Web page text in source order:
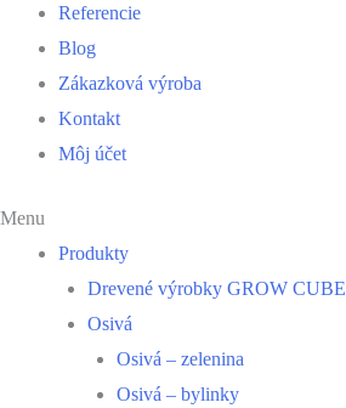
Referencie
Blog
Zákazková výroba
Kontakt
Môj účet
Menu
Produkty
Drevené výrobky GROW CUBE
Osivá
Osivá – zelenina
Osivá – bylinky